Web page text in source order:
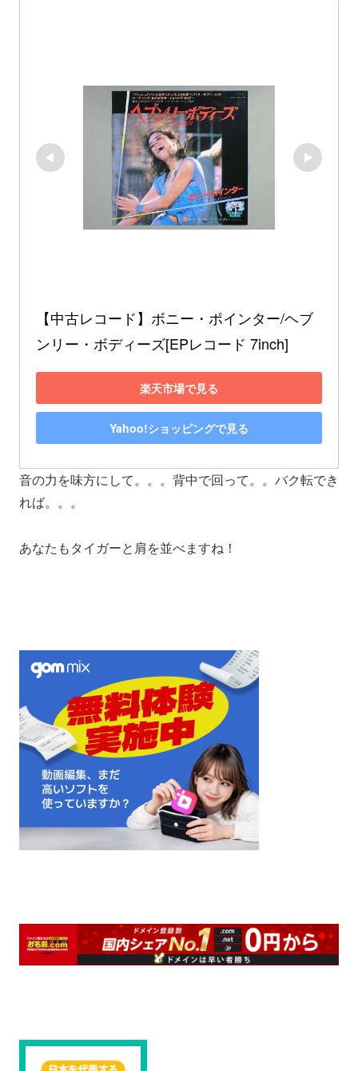
【中古レコード】ボニー・ポインター/ヘブ
ンリー・ボディーズ[EPレコード 7inch]
楽天市場で見る
Yahoo!ショッピングで見る
音の力を味方にして。。。背中で回って。。バク転でき
れば。。。
あなたもタイガーと肩を並べますね！